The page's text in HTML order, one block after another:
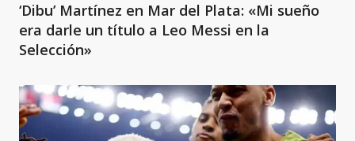
‘Dibu’ Martínez en Mar del Plata: «Mi sueño
era darle un título a Leo Messi en la
Selección»